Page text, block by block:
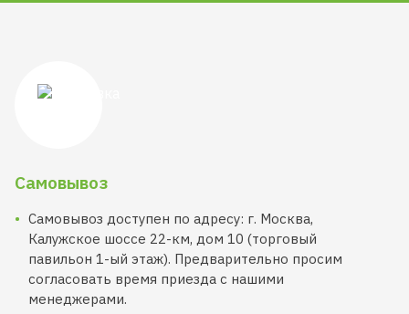
Самовывоз
Самовывоз доступен по адресу: г. Москва,
Калужское шоссе 22-км, дом 10 (торговый
павильон 1-ый этаж). Предварительно просим
согласовать время приезда с нашими
менеджерами.